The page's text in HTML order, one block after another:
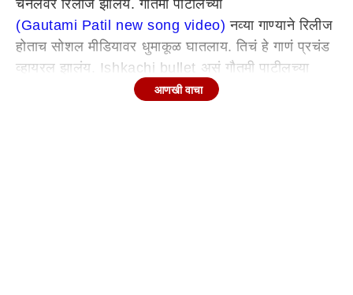
चॅनेलवर रिलीज झालंय. गौतमी पाटीलच्या
(Gautami Patil new song video) नव्या गाण्याने रिलीज
होताच सोशल मीडियावर धुमाकूळ घातलाय. तिचं हे गाणं प्रचंड
व्हायरल झालंय. Ishkachi bullet असं गौतमी पाटीलच्या
(Gautami Patil new song video)
आणखी वाचा